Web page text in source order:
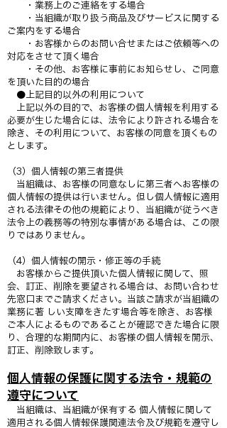
・業務上のご連絡をする場合
・当組織が取り扱う商品及びサービスに関する
ご案内をする場合
・お客様からのお問い合せまたはご依頼等への
対応をさせて頂く場合
・その他、お客様に事前にお知らせし、ご同意
を頂いた目的の場合
●上記目的以外の利用について
上記以外の目的で、お客様の個人情報を利用する
必要が生じた場合には、法令により許される場合を
除き、その利用について、お客様の同意を頂くもの
とします。
（3）個人情報の第三者提供
当組織は、お客様の同意なしに第三者へお客様の
個人情報の提供は行いません。但し個人情報に適用
される法律その他の規範により、当組織が従うべき
法令上の義務等の特別な事情がある場合は、この限
りではありません。
（4）個人情報の開示・修正等の手続
お客様からご提供頂いた個人情報に関して、照
会、訂正、削除を要望される場合は、お問い合わせ
先窓口までご請求ください。当該ご請求が当組織の
業務に著 しい支障をきたす場合等を除き、お客様
ご本人によるものであることが確認できた場合に限
り、合理的な期間内に、お客様の個人情報を開示、
訂正、削除致します。
個人情報の保護に関する法令・規範の
遵守について
当組織は、当組織が保有する 個人情報に関して
適用される個人情報保護関連法令及び規範を遵守し